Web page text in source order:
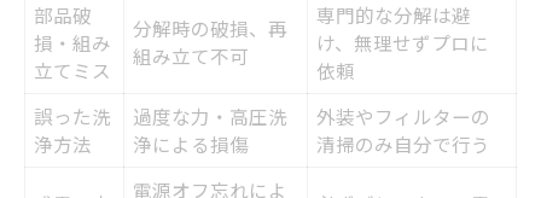
部品破
損・組み
立てミス
分解時の破損、再
組み立て不可
専門的な分解は避
け、無理せずプロに
依頼
誤った洗
浄方法
過度な力・高圧洗
浄による損傷
外装やフィルターの
清掃のみ自分で行う
電源オフ忘れによ